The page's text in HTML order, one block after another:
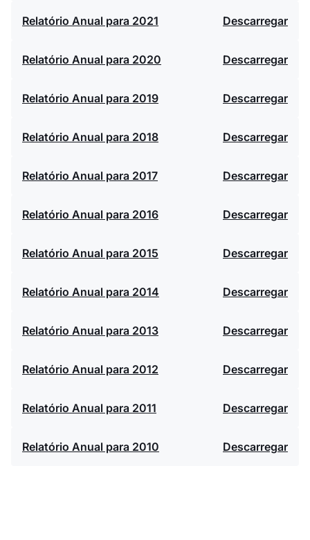
Relatório Anual para 2021 Descarregar
Relatório Anual para 2020 Descarregar
Relatório Anual para 2019 Descarregar
Relatório Anual para 2018 Descarregar
Relatório Anual para 2017 Descarregar
Relatório Anual para 2016 Descarregar
Relatório Anual para 2015 Descarregar
Relatório Anual para 2014 Descarregar
Relatório Anual para 2013 Descarregar
Relatório Anual para 2012 Descarregar
Relatório Anual para 2011 Descarregar
Relatório Anual para 2010 Descarregar